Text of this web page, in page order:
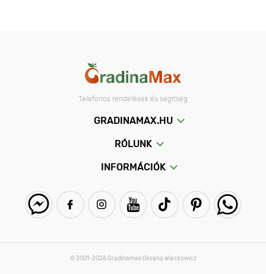
Telefonos rendelések és segítség
GRADINAMAX.HU
RÓLUNK
INFORMÁCIÓK
© 2001-2026 Gradinamax Oksana Wieckowicz